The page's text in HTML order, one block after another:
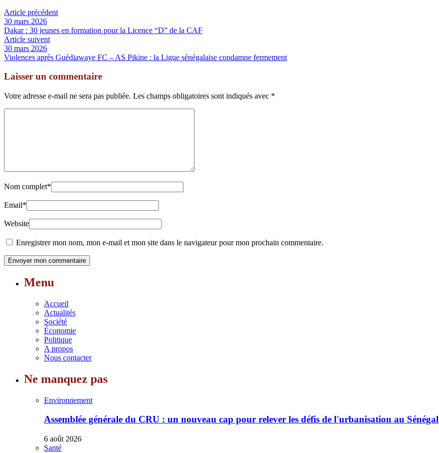
Article précédent
30 mars 2026
Dakar : 30 jeunes en formation pour la Licence “D” de la CAF
Article suivent
30 mars 2026
Violences après Guédiawaye FC – AS Pikine : la Ligue sénégalaise condamne fermement
Laisser un commentaire
Votre adresse e-mail ne sera pas publiée. Les champs obligatoires sont indiqués avec *
Nom complet*
Email*
Website
Enregistrer mon nom, mon e-mail et mon site dans le navigateur pour mon prochain commentaire.
Menu
Accueil
Actualités
Société
Économie
Politique
A propos
Nous contacter
Ne manquez pas
Environnement
Assemblée générale du CRU : un nouveau cap pour relever les défis de l'urbanisation au Sénégal
6 août 2026
Santé